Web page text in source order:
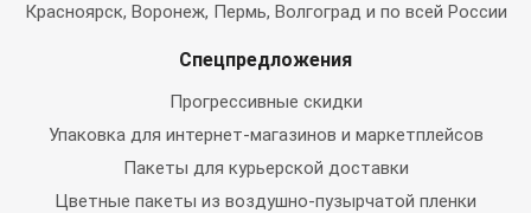
Красноярск, Воронеж, Пермь, Волгоград и по всей России
Спецпредложения
Прогрессивные скидки
Упаковка для интернет-магазинов и маркетплейсов
Пакеты для курьерской доставки
Цветные пакеты из воздушно-пузырчатой пленки